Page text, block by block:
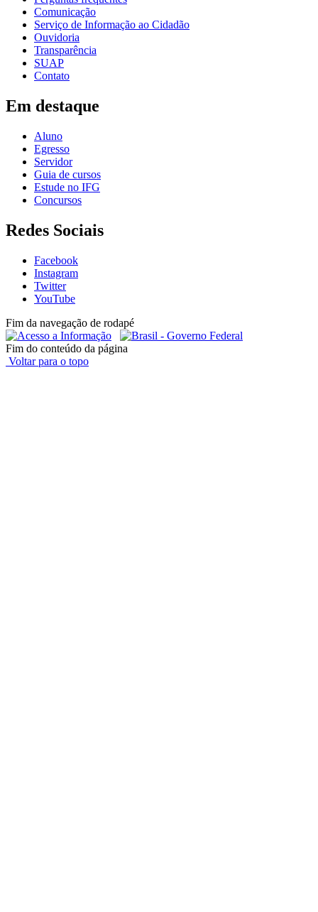
Comunicação
Serviço de Informação ao Cidadão
Ouvidoria
Transparência
SUAP
Contato
Em destaque
Aluno
Egresso
Servidor
Guia de cursos
Estude no IFG
Concursos
Redes Sociais
Facebook
Instagram
Twitter
YouTube
Fim da navegação de rodapé
Fim do conteúdo da página
Voltar para o topo